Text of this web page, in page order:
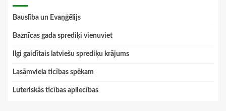
Bauslība un Evaņģēlijs
Baznīcas gada sprediķi vienuviet
Ilgi gaidītais latviešu sprediķu krājums
Lasāmviela ticības spēkam
Luteriskās ticības apliecības